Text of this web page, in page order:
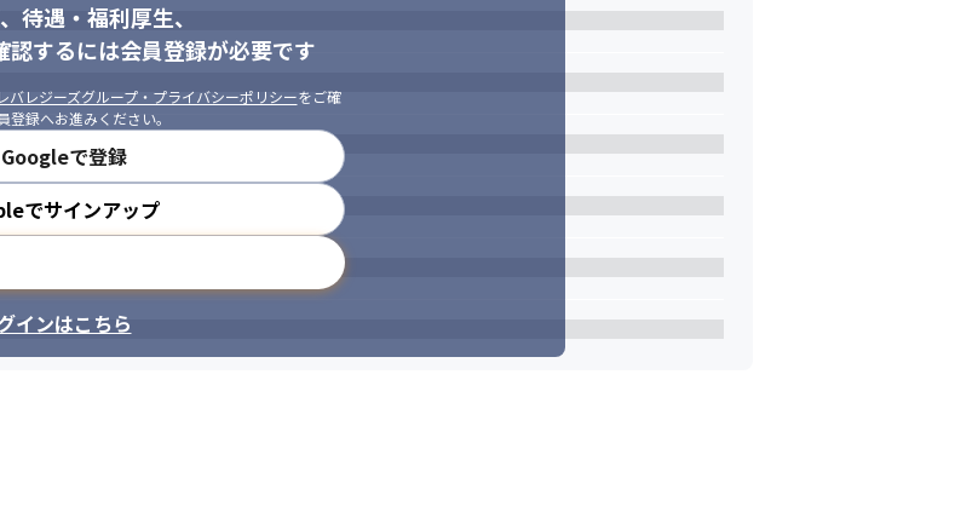
待遇・福利厚生、
認するには会員登録が必要です
レバレジーズグループ・プライバシーポリシーをご確
録へお進みください。
Googleで登録
でサインアップ
インはこちら